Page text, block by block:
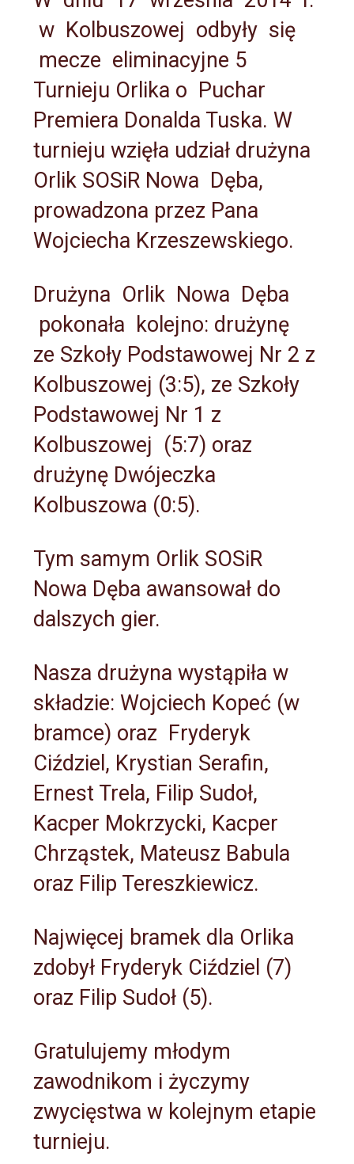
w Kolbuszowej odbyły się
mecze eliminacyjne 5
Turnieju Orlika o Puchar
Premiera Donalda Tuska. W
turnieju wzięła udział drużyna
Orlik SOSiR Nowa Dęba,
prowadzona przez Pana
Wojciecha Krzeszewskiego.
Drużyna Orlik Nowa Dęba
pokonała kolejno: drużynę
ze Szkoły Podstawowej Nr 2 z
Kolbuszowej (3:5), ze Szkoły
Podstawowej Nr 1 z
Kolbuszowej (5:7) oraz
drużynę Dwójeczka
Kolbuszowa (0:5).
Tym samym Orlik SOSiR
Nowa Dęba awansował do
dalszych gier.
Nasza drużyna wystąpiła w
składzie: Wojciech Kopeć (w
bramce) oraz Fryderyk
Ciździel, Krystian Serafin,
Ernest Trela, Filip Sudoł,
Kacper Mokrzycki, Kacper
Chrząstek, Mateusz Babula
oraz Filip Tereszkiewicz.
Najwięcej bramek dla Orlika
zdobył Fryderyk Ciździel (7)
oraz Filip Sudoł (5).
Gratulujemy młodym
zawodnikom i życzymy
zwycięstwa w kolejnym etapie
turnieju.